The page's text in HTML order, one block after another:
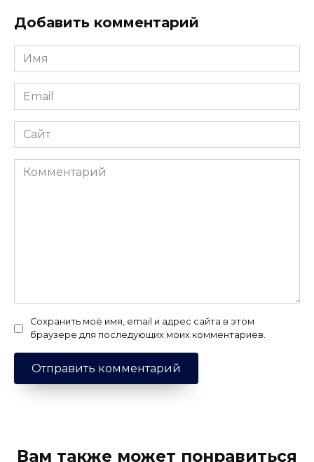
Добавить комментарий
Имя
*
Email
*
Сайт
Комментарий
Сохранить моё имя, email и адрес сайта в этом
браузере для последующих моих комментариев.
Вам также может понравиться